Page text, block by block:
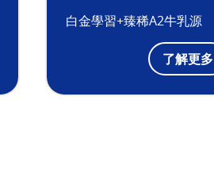
白金學習+臻稀A2牛乳源
了解更多